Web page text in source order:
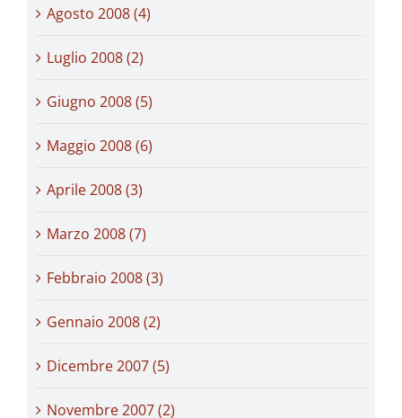
Agosto 2008 (4)
Luglio 2008 (2)
Giugno 2008 (5)
Maggio 2008 (6)
Aprile 2008 (3)
Marzo 2008 (7)
Febbraio 2008 (3)
Gennaio 2008 (2)
Dicembre 2007 (5)
Novembre 2007 (2)